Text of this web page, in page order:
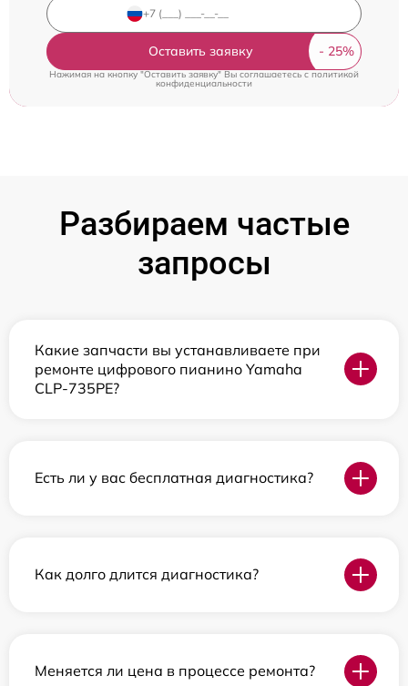
Оставить заявку
Нажимая на кнопку "Оставить заявку" Вы соглашаетесь cполитикой
конфиденциальности
Разбираем частые
запросы
Какие запчасти вы устанавливаете при
ремонте цифрового пианино Yamaha
CLP-735PE?
Есть ли у вас бесплатная диагностика?
Как долго длится диагностика?
Меняется ли цена в процессе ремонта?